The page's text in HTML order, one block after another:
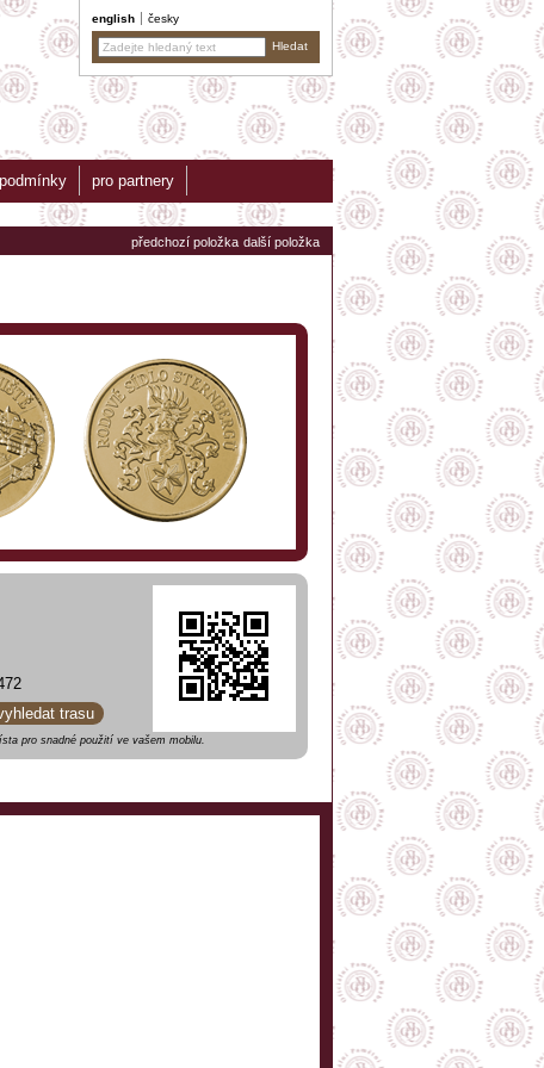
english česky
pro partnery
předchozí položka další položka
trasu
pro snadné použití ve vašem mobilu.